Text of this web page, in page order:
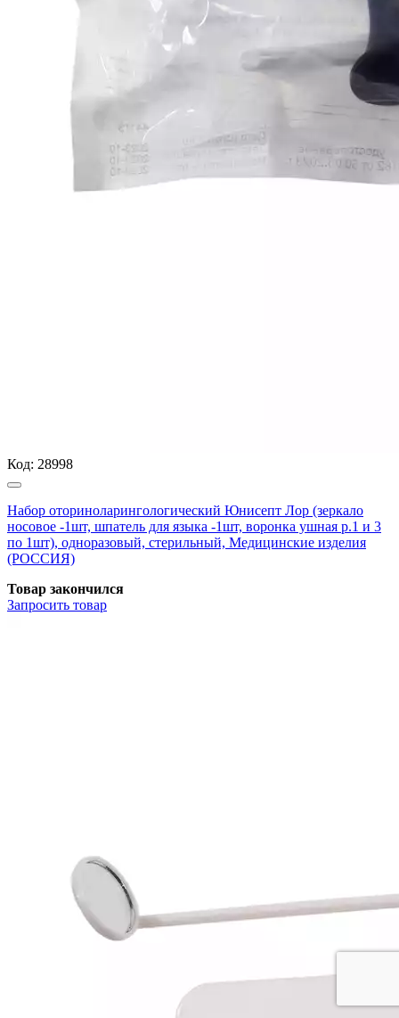
Код: 28998
Набор оториноларингологический Юнисепт Лор (зеркало
носовое -1шт, шпатель для языка -1шт, воронка ушная р.1 и 3
по 1шт), одноразовый, стерильный, Медицинские изделия
(РОССИЯ)
Товар закончился
Запросить товар